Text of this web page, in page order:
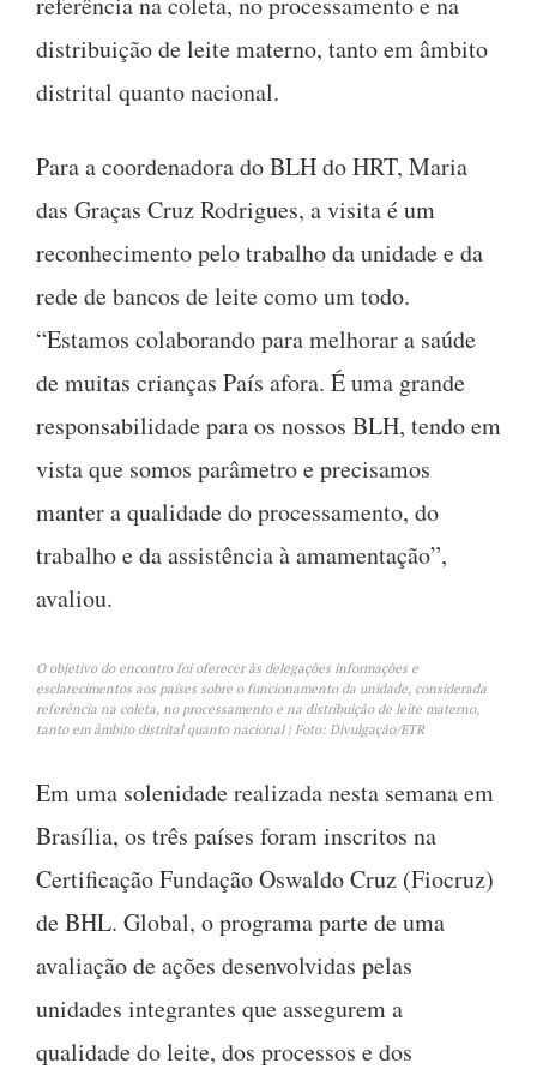
distribuição de leite materno, tanto em âmbito
distrital quanto nacional.
Para a coordenadora do BLH do HRT, Maria
das Graças Cruz Rodrigues, a visita é um
reconhecimento pelo trabalho da unidade e da
rede de bancos de leite como um todo.
“Estamos colaborando para melhorar a saúde
de muitas crianças País afora. É uma grande
responsabilidade para os nossos BLH, tendo em
vista que somos parâmetro e precisamos
manter a qualidade do processamento, do
trabalho e da assistência à amamentação”,
avaliou.
O objetivo do encontro foi oferecer às delegações informações e
esclarecimentos aos países sobre o funcionamento da unidade, considerada
referência na coleta, no processamento e na distribuição de leite materno,
tanto em âmbito distrital quanto nacional | Foto: Divulgação/ETR
Em uma solenidade realizada nesta semana em
Brasília, os três países foram inscritos na
Certificação Fundação Oswaldo Cruz (Fiocruz)
de BHL. Global, o programa parte de uma
avaliação de ações desenvolvidas pelas
unidades integrantes que assegurem a
qualidade do leite, dos processos e dos